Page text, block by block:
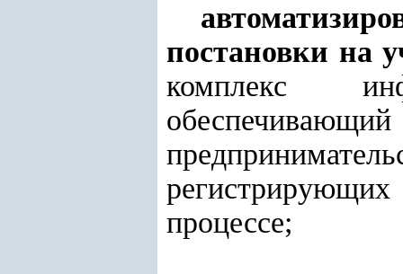
постановки на
комплекс
процессе;